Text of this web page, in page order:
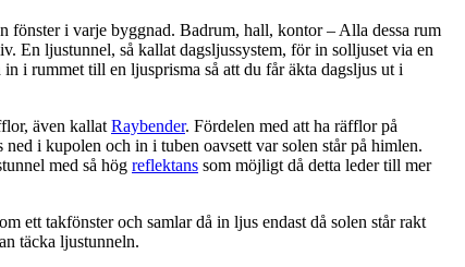
fönster i varje byggnad. Badrum, hall, kontor – Alla dessa rum
En ljustunnel, så kallat dagsljussystem, för in solljuset via en
i rummet till en ljusprisma så att du får äkta dagsljus ut i
även kallatRaybender. Fördelen med att ha räfflor på
i kupolen och in i tuben oavsett var solen står på himlen.
med så hög reflektans som möjligt då detta leder till mer
ett takfönster och samlar då in ljus endast då solen står rakt
täcka ljustunneln.